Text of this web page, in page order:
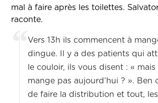
mal à faire après les toilettes.
raconte.
Vers 13h ils commencent à
dingue. Il y a des patients qui
le couloir, ils vous disent : « mais
mange pas aujourd’hui ? ». Ben
de faire la distribution et tout,